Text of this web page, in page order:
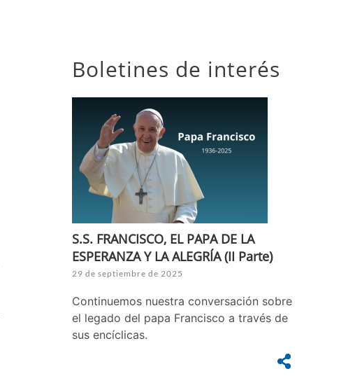
Boletines de interés
S.S. FRANCISCO, EL PAPA DE LA
ESPERANZA Y LA ALEGRÍA (II Parte)
29 de septiembre de 2025
Continuemos nuestra conversación sobre
el legado del papa Francisco a través de
sus encíclicas.